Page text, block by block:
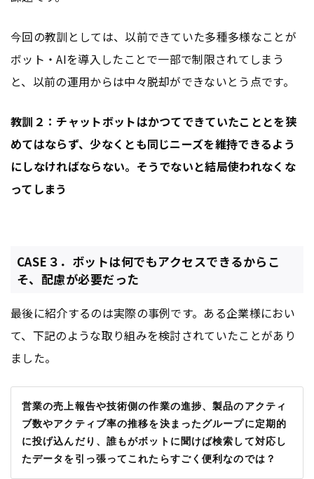
今回の教訓としては、以前できていた多種多様なことが
ボット・AIを導入したことで一部で制限されてしまう
と、以前の運用からは中々脱却ができないとう点です。
教訓２：チャットボットはかつてできていたこととを狭
めてはならず、少なくとも同じニーズを維持できるよう
にしなければならない。そうでないと結局使われなくな
ってしまう
CASE３．ボットは何でもアクセスできるからこ
そ、配慮が必要だった
最後に紹介するのは実際の事例です。ある企業様におい
て、下記のような取り組みを検討されていたことがあり
ました。
営業の売上報告や技術側の作業の進捗、製品のアクティ
ブ数やアクティブ率の推移を決まったグループに定期的
に投げ込んだり、誰もがボットに聞けば検索して対応し
たデータを引っ張ってこれたらすごく便利なのでは？